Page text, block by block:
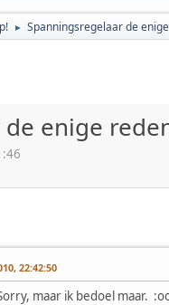
► Spanningsregelaar de
enige
22:42:50
maar ik bedoel maar.